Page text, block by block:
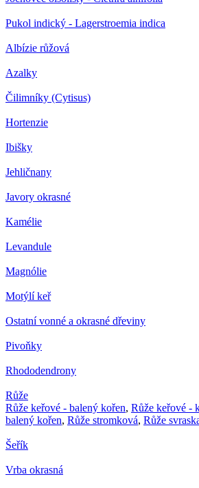
Pukol indický - Lagerstroemia indica
Albízie růžová
Azalky
Čilimníky (Cytisus)
Hortenzie
Ibišky
Jehličnany
Javory okrasné
Kamélie
Levandule
Magnólie
Motýlí keř
Ostatní vonné a okrasné dřeviny
Pivoňky
Rhododendrony
Růže
Růže keřové - balený kořen, Růže keřové -
balený kořen, Růže stromková, Růže
Šeřík
Vrba okrasná